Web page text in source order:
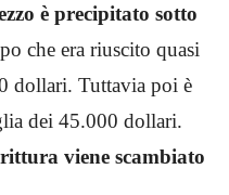
è precipitato sotto
che era riuscito quasi
dollari. Tuttavia poi è
dei 45.000 dollari.
viene scambiato